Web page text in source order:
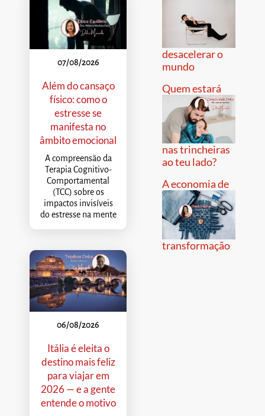
07/08/2026
Além do cansaço
físico: como o
estresse se
manifesta no
âmbito emocional
A compreensão da
Terapia Cognitivo-
Comportamental
(TCC) sobre os
impactos invisíveis
do estresse na mente
06/08/2026
Itália é eleita o
destino mais feliz
para viajar em
2026 — e a gente
entende o motivo
desacelerar o
mundo
Quem estará
nas trincheiras
ao teu lado?
A economia de
transformação